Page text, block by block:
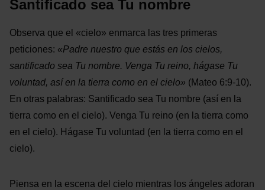
Santificado sea Tu nombre
Observa que el «cielo» enmarca las tres primeras
peticiones: «Padre nuestro que estás en los cielos,
santificado sea Tu nombre. Venga Tu reino, hágase Tu
voluntad, así en la tierra como en el cielo» (Mateo 6:9-10).
En otras palabras: Santificado sea Tu nombre (así en la
tierra como en el cielo). Venga Tu reino (en la tierra como
en el cielo). Hágase Tu voluntad (en la tierra como en el
cielo).
Piensa en la escena del cielo mientras los ángeles adoran